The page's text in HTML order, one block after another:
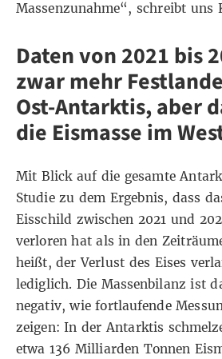
Massenzunahme“, schreibt uns
Daten von 2021 bis
zwar mehr
Ost-Antarktis, aber
die Eismasse im
Mit Blick auf die gesamte
Studie zu dem Ergebnis, dass
Eisschild zwischen 2021 und
verloren hat als in den
heißt, der Verlust des Eises
lediglich. Die Massenbilanz ist
negativ, wie fortlaufende
zeigen: In der Antarktis
etwa 136 Milliarden Tonnen